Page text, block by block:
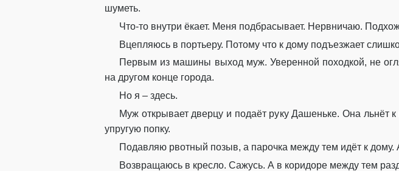
шуметь.
Что-то внутри ёкает. Меня подбрасывает. Нервничаю.
Вцепляюсь в портьеру. Потому что к дому подъезжает
Первым из машины выход муж. Уверенной походкой, не
на другом конце города.
Но я – здесь.
Муж открывает дверцу и подаёт руку Дашеньке. Она льнёт к
упругую попку.
Подавляю рвотный позыв, а парочка между тем идёт к дому.
Возвращаюсь в кресло. Сажусь. А в коридоре между тем